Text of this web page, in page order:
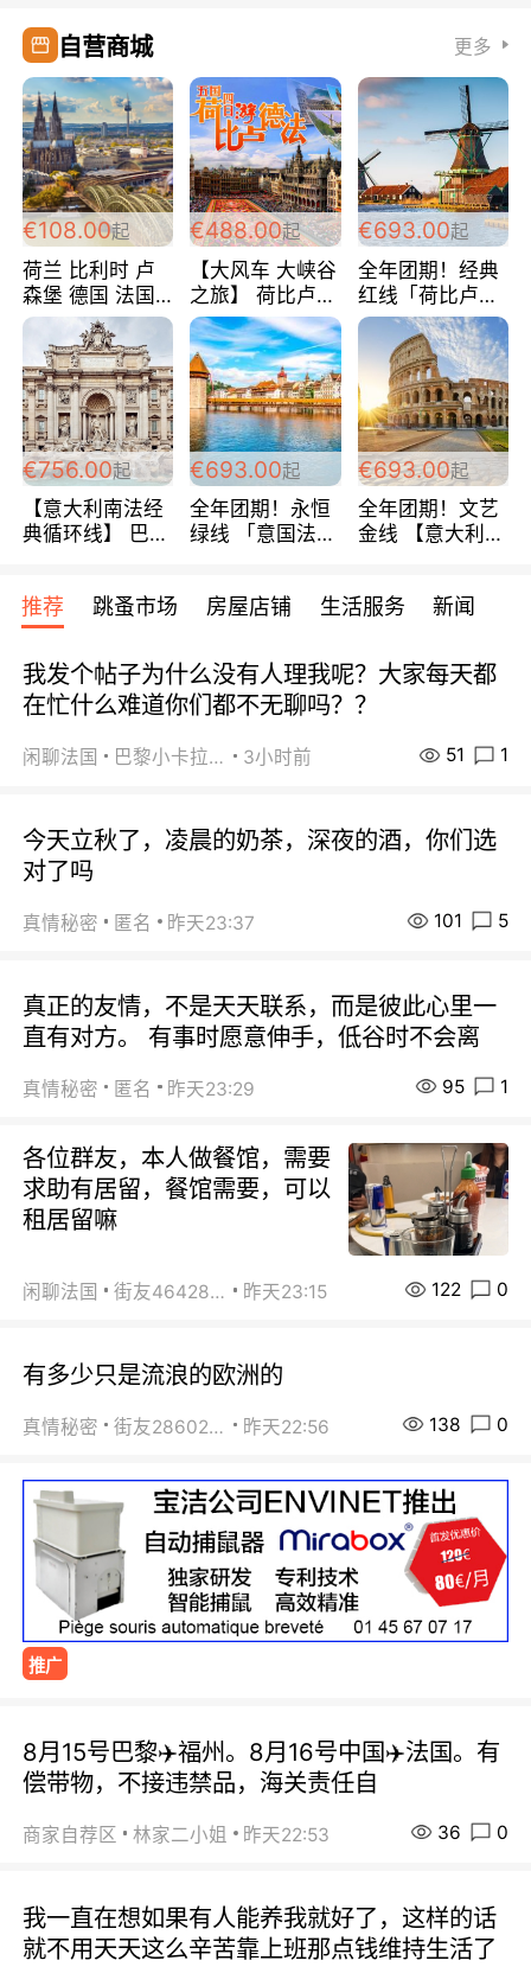
自营商城 更多
€108.00起
荷兰 比利时 卢
森堡 德国 法国
超爽玩遍西欧 循
环线 全程四星宾
馆 108欧/人/天
€488.00起
【大风车 大峡谷
之旅】 荷比卢德
法 巴黎上下 经
典五国四日游
488欧/人
€693.00起
全年团期！经典
红线「荷比卢德
法」七天循环 五
国 仅售99欧/人/
天！巴黎上下！
包拼房~
€756.00起
【意大利南法经
典循环线】 巴黎
宾馆 108欧/天起
全程756欧/位
€693.00起
全年团期！永恒
绿线 「意国法
欧/天起 ~包拼房
€693.00起
全年团期！文艺
金线 【意大利一
每周铁发！
推荐 跳蚤市场 房屋店铺 生活服务 新闻
我发个帖子为什么没有人理我呢？大家每天都
在忙什么难道你们都不无聊吗？？
闲聊法国 巴黎小卡拉咪 3小时前 51 1
今天立秋了，凌晨的奶茶，深夜的酒，你们选
对了吗
真情秘密 匿名 昨天23:37 101 5
真正的友情，不是天天联系，而是彼此心里一
直有对方。 有事时愿意伸手，低谷时不会离
真情秘密 匿名 昨天23:29 95 1
各位群友，本人做餐馆，需要
求助有居留，餐馆需要，可以
租居留嘛
闲聊法国 街友46428878 昨天23:15 122 0
有多少只是流浪的欧洲的
真情秘密 街友28602925 昨天22:56 138 0
推广
8月15号巴黎✈️福州。8月16号中国✈️法国。有
偿带物，不接违禁品，海关责任自
商家自荐区 林家二小姐 昨天22:53 36 0
我一直在想如果有人能养我就好了，这样的话
就不用天天这么辛苦靠上班那点钱维持生活了